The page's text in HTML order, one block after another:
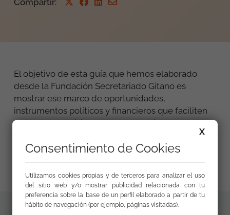
El objetivo de esta guía que hemos elaborado
desde la Fundación Secretariado Gitano es
mostrar ese marco de oportunidades,
instrumentos políticos y financieros que faciliten
la toma de decisiones que necesariamente deben
conducir a planes o estrategias (de ámbito estatal,
autonómico y local) que marquen como objetivo
X
Consentimiento de Cookies
Utilizamos cookies propias y de terceros para analizar el uso
del sitio web y/o mostrar publicidad relacionada con tu
preferencia sobre la base de un perfil elaborado a partir de tu
hábito de navegación (por ejemplo, páginas visitadas).